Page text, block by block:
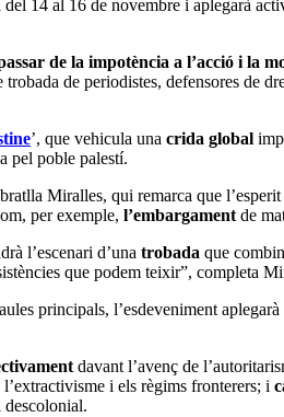
14 al 16 de novembre i aplegarà
de la impotència a l’acció i la
trobada de periodistes, defensores de
’, que vehicula una crida global
pel poble palestí.
Miralles, qui remarca que
per exemple, l’embargamentde
l’escenari d’una trobada que
que podem teixir”, completa
principals, l’esdeveniment
davant l’avenç de
i els règims fronterers; i
descolonial.